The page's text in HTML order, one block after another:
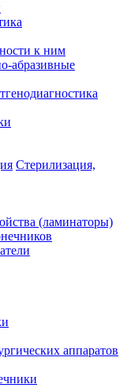
к ним
абразивные
Стерилизация,
(ламинаторы)
аппаратов